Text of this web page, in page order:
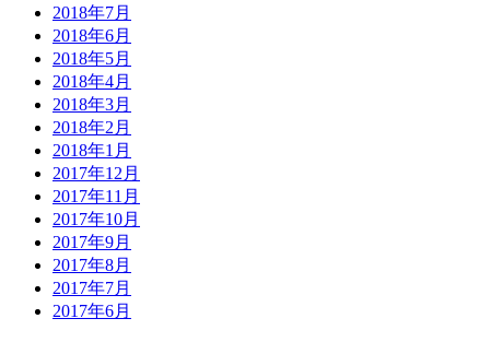
2018年7月
2018年6月
2018年5月
2018年4月
2018年3月
2018年2月
2018年1月
2017年12月
2017年11月
2017年10月
2017年9月
2017年8月
2017年7月
2017年6月